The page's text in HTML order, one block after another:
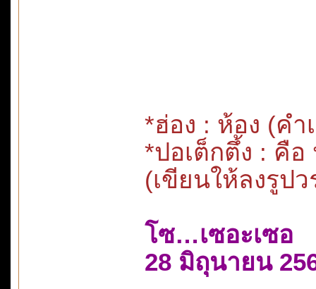
*ฮ่อง : ห้อง (คำ
*ปอเต็กตึ้ง : คือ
(เขียนให้ลงรูป
โซ…เซอะเซอ
28 มิถุนายน